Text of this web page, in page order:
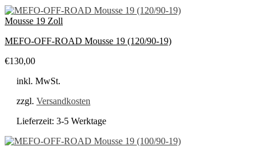
Mousse 19 Zoll
MEFO-OFF-ROAD Mousse 19 (120/90-19)
€130,00
inkl. MwSt.
zzgl. Versandkosten
Lieferzeit: 3-5 Werktage